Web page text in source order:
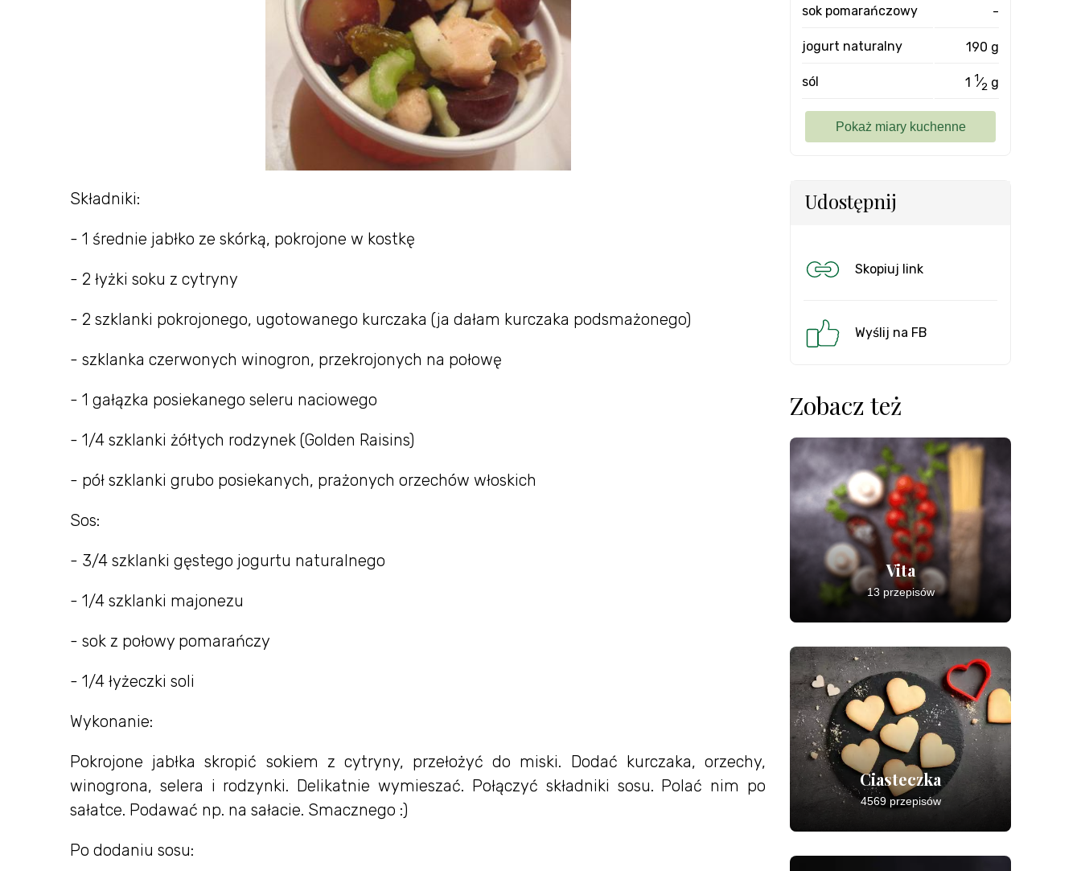
Składniki:
- 1 średnie jabłko ze skórką, pokrojone w kostkę
- 2 łyżki soku z cytryny
- 2 szklanki pokrojonego, ugotowanego kurczaka (ja dałam kurczaka podsmażonego)
- szklanka czerwonych winogron, przekrojonych na połowę
- 1 gałązka posiekanego seleru naciowego
- 1/4 szklanki żółtych rodzynek (Golden Raisins)
- pół szklanki grubo posiekanych, prażonych orzechów włoskich
Sos:
- 3/4 szklanki gęstego jogurtu naturalnego
- 1/4 szklanki majonezu
- sok z połowy pomarańczy
- 1/4 łyżeczki soli
Wykonanie:
Pokrojone jabłka skropić sokiem z cytryny, przełożyć do miski. Dodać kurczaka, orzechy,
winogrona, selera i rodzynki. Delikatnie wymieszać. Połączyć składniki sosu. Polać nim po
sałatce. Podawać np. na sałacie. Smacznego :)
Po dodaniu sosu:
sok pomarańczowy -
jogurt naturalny 190 g
sól 1 1⁄2 g
Udostępnij
Skopiuj link
Wyślij na FB
Zobacz też
Vita
13 przepisów
Ciasteczka
4569 przepisów